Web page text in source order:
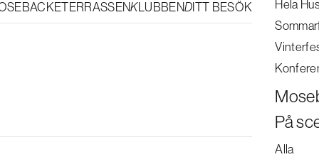
KLUBBEN DITT BESÖK SV|EN
Hela
På
Alla